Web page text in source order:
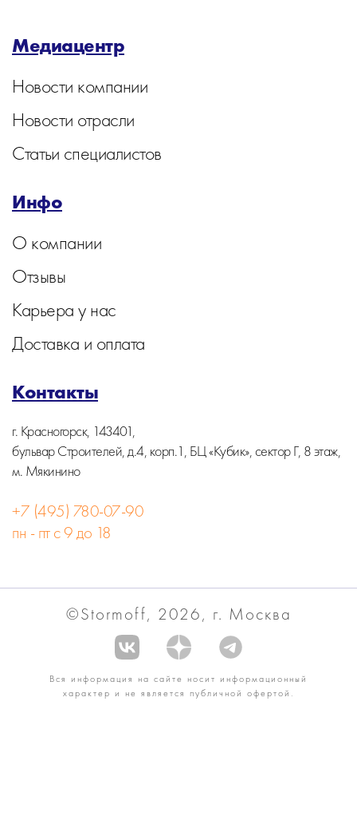
Медиацентр
Новости компании
Новости отрасли
Статьи специалистов
Инфо
О компании
Отзывы
Карьера у нас
Доставка и оплата
Контакты
г. Красногорск, 143401,
бульвар Строителей, д.4, корп.1, БЦ «Кубик», сектор Г, 8 этаж,
м. Мякинино
+7 (495) 780-07-90
пн - пт с 9 до 18
©Stormoff, 2026, г. Москва
Вся информация на сайте носит информационный
характер и не является публичной офертой.